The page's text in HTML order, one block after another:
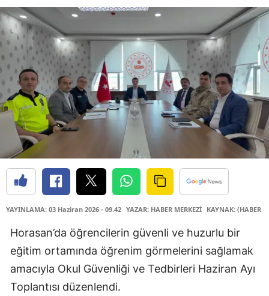
YAYINLAMA: 03 Haziran 2026 - 09.42 YAZAR: HABER MERKEZİ KAYNAK: (HABER
Horasan’da öğrencilerin güvenli ve huzurlu bir
eğitim ortamında öğrenim görmelerini sağlamak
amacıyla Okul Güvenliği ve Tedbirleri Haziran Ayı
Toplantısı düzenlendi.